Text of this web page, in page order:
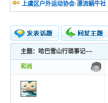
上虞区户外运动协会·漂流蜗牛社
新的主题
投票帖
小字报
主题：哈巴雪山行琐事记~~
和尚